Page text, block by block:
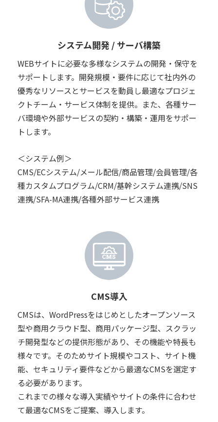
システム開発 / サーバ構築
WEBサイトに必要な多様なシステムの開発・保守を
サポートします。開発規模・要件に応じて社内外の
優秀なリソースとサービスを動員し最適なプロジェ
クトチーム・サービス体制を提供。また、各種サー
バ環境や外部サービスの契約・構築・運用をサポー
トします。
＜システム例＞
CMS/ECシステム/メール配信/商品管理/会員管理/各
種カスタムプログラム/CRM/基幹システム連携/SNS
連携/SFA-MA連携/各種外部サービス連携
CMS導入
CMSは、WordPressをはじめとしたオープンソース
型や商用クラウド型、商用パッケージ型、スクラッ
チ開発型などの提供形態があり、その機能や特長も
様々です。そのためサイト規模やコスト、サイト機
能、セキュリティ要件などから最適なCMSを選定す
る必要があります。
これまでの様々な導入実績やサイトの条件に合わせ
て最適なCMSをご提案、導入します。